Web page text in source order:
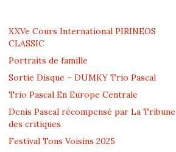
XXVe Cours International PIRINEOS
CLASSIC
Portraits de famille
Sortie Disque – DUMKY Trio Pascal
Trio Pascal En Europe Centrale
Denis Pascal récompensé par La Tribune
des critiques
Festival Tons Voisins 2025